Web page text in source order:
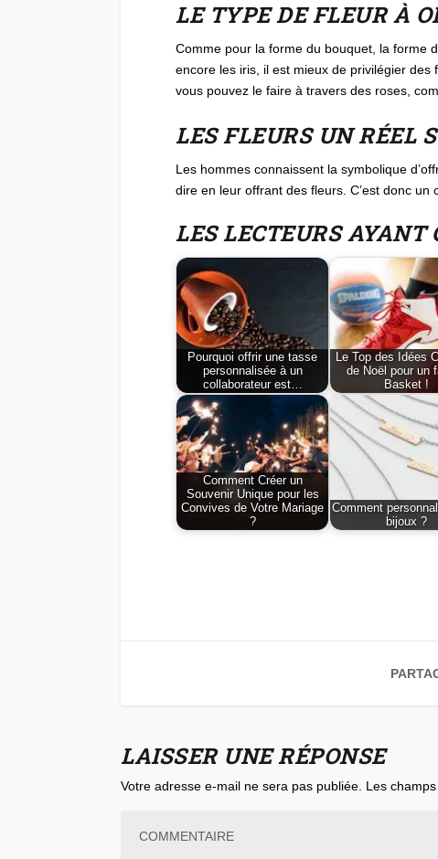
LE TYPE DE FLEUR À
Comme pour la forme du bouquet, la forme
encore les iris, il est mieux de privilégier
vous pouvez le faire à travers des roses,
LES FLEURS UN RÉEL
Les hommes connaissent la symbolique
dire en leur offrant des fleurs. C’est donc un
LES LECTEURS AYANT
Pourquoi offrir une tasse
personnalisée à un
collaborateur est…
Le Top des Idées
de Noël pour un
Basket !
Comment Créer un
Souvenir Unique pour les
Convives de Votre Mariage
?
Comment
bijoux ?
LAISSER UNE RÉPONSE
Votre adresse e-mail ne sera pas publiée. Les